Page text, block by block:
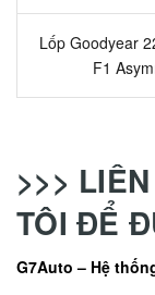
Lốp Goodyear
F1
>>>
TÔI ĐỂ
G7Auto – Hệ